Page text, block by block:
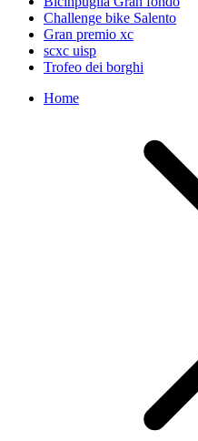
Challenge bike Salento
Gran premio xc
scxc uisp
Trofeo dei borghi
Home